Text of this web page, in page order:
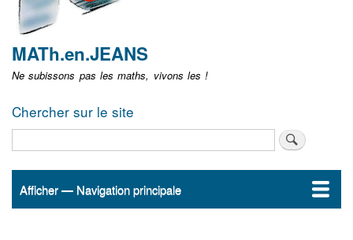
MATh.en.JEANS
Ne subissons pas les maths, vivons les !
Chercher sur le site
Navigation
Afficher — Navigation principale